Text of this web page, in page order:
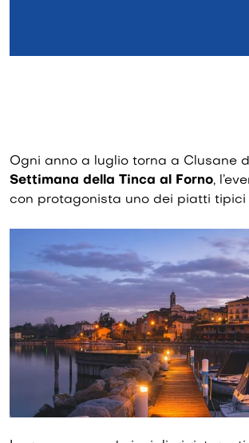
Ogni anno a luglio torna a Clusane
Settimana della Tinca al Forno,
con protagonista uno dei piatti tipici